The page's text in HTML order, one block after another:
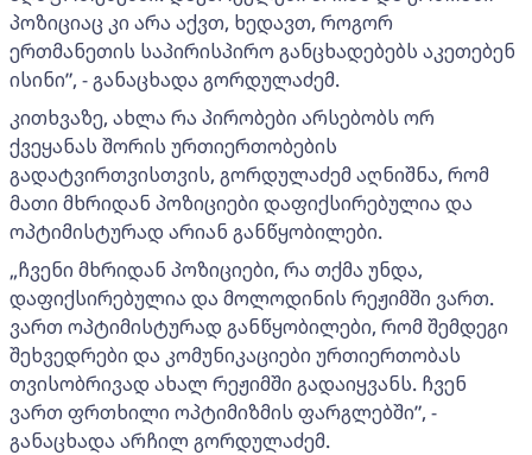
პოზიციაც კი არა აქვთ, ხედავთ, როგორ
ერთმანეთის საპირისპირო განცხადებებს აკეთებენ
ისინი”, - განაცხადა გორდულაძემ.
კითხვაზე, ახლა რა პირობები არსებობს ორ
ქვეყანას შორის ურთიერთობების
გადატვირთვისთვის, გორდულაძემ აღნიშნა, რომ
მათი მხრიდან პოზიციები დაფიქსირებულია და
ოპტიმისტურად არიან განწყობილები.
„ჩვენი მხრიდან პოზიციები, რა თქმა უნდა,
დაფიქსირებულია და მოლოდინის რეჟიმში ვართ.
ვართ ოპტიმისტურად განწყობილები, რომ შემდეგი
შეხვედრები და კომუნიკაციები ურთიერთობას
თვისობრივად ახალ რეჟიმში გადაიყვანს. ჩვენ
ვართ ფრთხილი ოპტიმიზმის ფარგლებში”, -
განაცხადა არჩილ გორდულაძემ.